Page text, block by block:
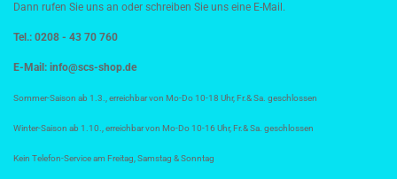
Dann rufen Sie uns an oder schreiben Sie uns eine E-Mail.
Tel.: 0208 - 43 70 760
E-Mail: info@scs-shop.de
Sommer-Saison ab 1.3., erreichbar von Mo-Do 10-18 Uhr, Fr.& Sa. geschlossen
Winter-Saison ab 1.10., erreichbar von Mo-Do 10-16 Uhr, Fr.& Sa. geschlossen
Kein Telefon-Service am Freitag, Samstag & Sonntag